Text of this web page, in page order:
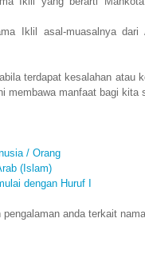
Iklil asal-muasalnya dari
terdapat kesalahan atau
membawa manfaat bagi kita
/ Orang
(Islam)
dengan Huruf I
pengalaman anda terkait